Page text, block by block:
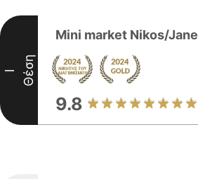
I Θέση
Mini market Nikos/Jane
9.8